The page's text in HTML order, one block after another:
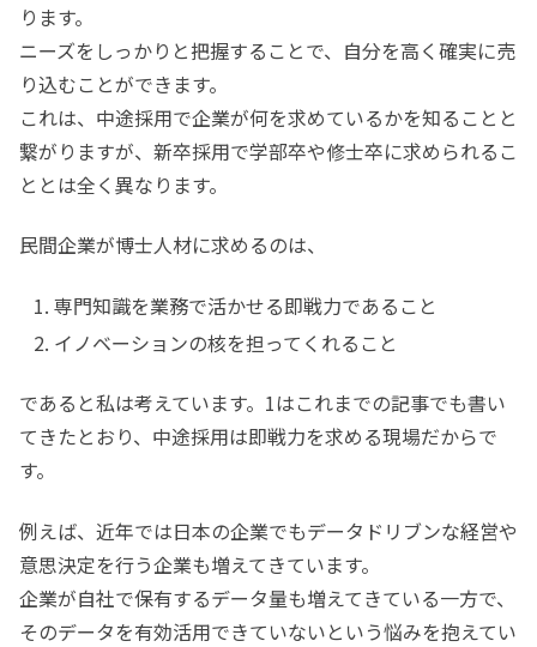
ります。
ニーズをしっかりと把握することで、自分を高く確実に売
り込むことができます。
これは、中途採用で企業が何を求めているかを知ることと
繋がりますが、新卒採用で学部卒や修士卒に求められるこ
ととは全く異なります。
民間企業が博士人材に求めるのは、
専門知識を業務で活かせる即戦力であること
イノベーションの核を担ってくれること
であると私は考えています。1はこれまでの記事でも書い
てきたとおり、中途採用は即戦力を求める現場だからで
す。
例えば、近年では日本の企業でもデータドリブンな経営や
意思決定を行う企業も増えてきています。
企業が自社で保有するデータ量も増えてきている一方で、
そのデータを有効活用できていないという悩みを抱えてい